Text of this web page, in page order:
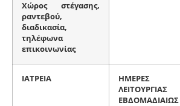
Χώρος στέγασης,
ραντεβού,
διαδικασία,
τηλέφωνα
επικοινωνίας
ΙΑΤΡΕΙΑ
ΗΜΕΡΕΣ
ΛΕΙΤΟΥΡΓΙΑΣ
ΕΒΔΟΜΑΔΙΑΙΩΣ